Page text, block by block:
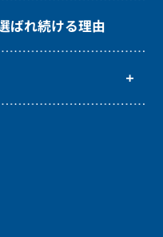
ばれ続ける理由